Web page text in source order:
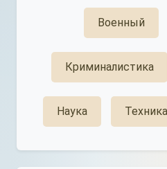
Военный
Криминалистика
Наука Техника